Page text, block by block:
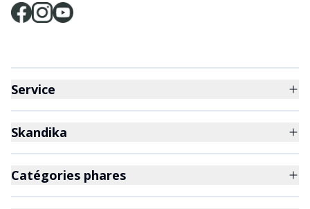
Service
Skandika
Catégories phares